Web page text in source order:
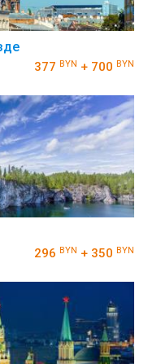
377 BYN + 700 BYN
296 BYN + 350 BYN